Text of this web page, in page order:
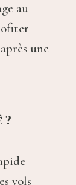
au
une
?
vols